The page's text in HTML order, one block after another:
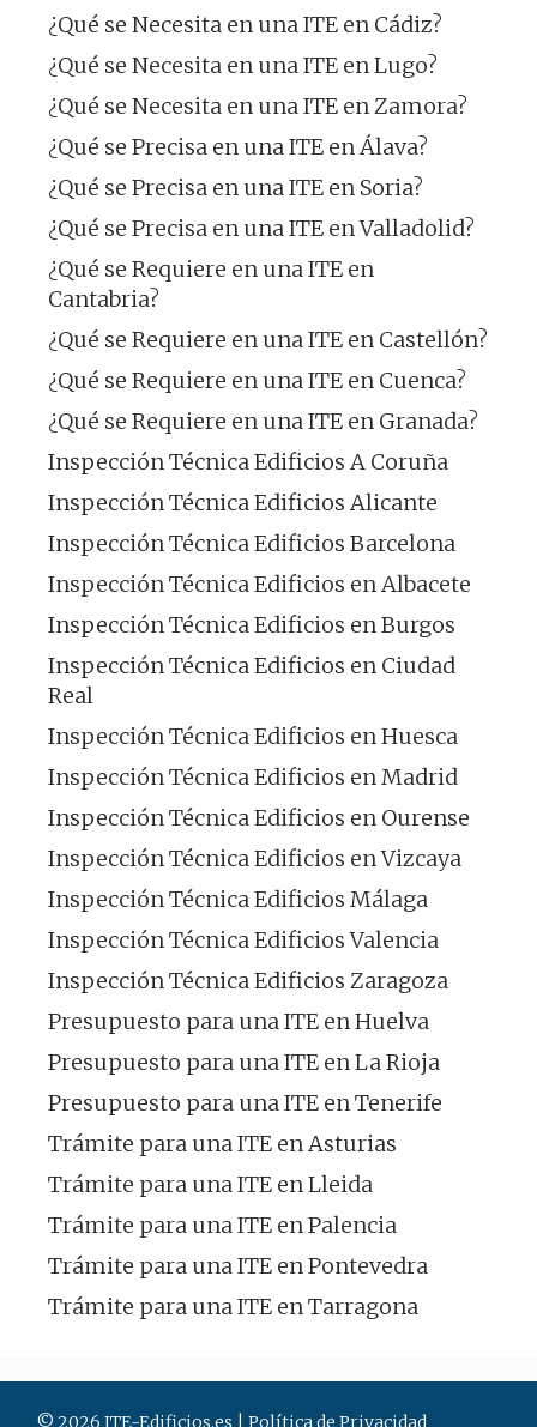
¿Qué se Necesita en una ITE en Cádiz?
¿Qué se Necesita en una ITE en Lugo?
¿Qué se Necesita en una ITE en Zamora?
¿Qué se Precisa en una ITE en Álava?
¿Qué se Precisa en una ITE en Soria?
¿Qué se Precisa en una ITE en Valladolid?
¿Qué se Requiere en una ITE en
Cantabria?
¿Qué se Requiere en una ITE en Castellón?
¿Qué se Requiere en una ITE en Cuenca?
¿Qué se Requiere en una ITE en Granada?
Inspección Técnica Edificios A Coruña
Inspección Técnica Edificios Alicante
Inspección Técnica Edificios Barcelona
Inspección Técnica Edificios en Albacete
Inspección Técnica Edificios en Burgos
Inspección Técnica Edificios en Ciudad
Real
Inspección Técnica Edificios en Huesca
Inspección Técnica Edificios en Madrid
Inspección Técnica Edificios en Ourense
Inspección Técnica Edificios en Vizcaya
Inspección Técnica Edificios Málaga
Inspección Técnica Edificios Valencia
Inspección Técnica Edificios Zaragoza
Presupuesto para una ITE en Huelva
Presupuesto para una ITE en La Rioja
Presupuesto para una ITE en Tenerife
Trámite para una ITE en Asturias
Trámite para una ITE en Lleida
Trámite para una ITE en Palencia
Trámite para una ITE en Pontevedra
Trámite para una ITE en Tarragona
© 2026 ITE-Edificios.es | Política de Privacidad